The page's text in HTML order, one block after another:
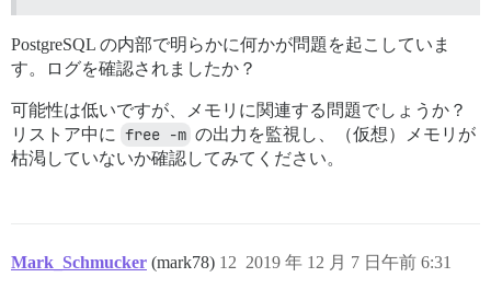
PostgreSQL の内部で明らかに何かが問題を起こしていま
す。ログを確認されましたか？
可能性は低いですが、メモリに関連する問題でしょうか？
リストア中に free -m の出力を監視し、（仮想）メモリが
枯渇していないか確認してみてください。
Mark_Schmucker (mark78) 2019 年 12 月 7 日午前 6:31
12